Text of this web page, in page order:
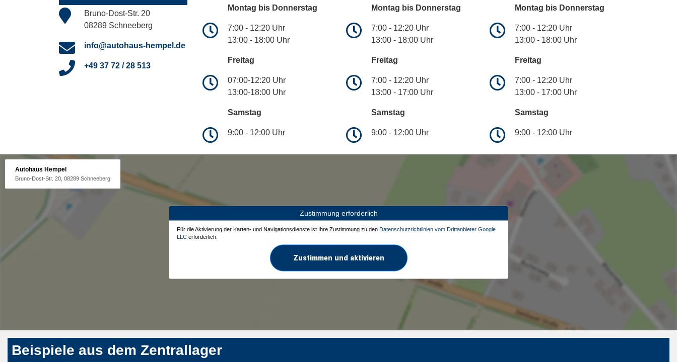
Bruno-Dost-Str. 20
08289 Schneeberg
info@autohaus-hempel.de
+49 37 72 / 28 513
Montag bis Donnerstag
7:00 - 12:20 Uhr
13:00 - 18:00 Uhr
Freitag
07:00-12:20 Uhr
13:00-18:00 Uhr
Samstag
9:00 - 12:00 Uhr
Montag bis Donnerstag
7:00 - 12:20 Uhr
13:00 - 18:00 Uhr
Freitag
7:00 - 12:20 Uhr
13:00 - 17:00 Uhr
Samstag
9:00 - 12:00 Uhr
Montag bis Donnerstag
7:00 - 12:20 Uhr
13:00 - 18:00 Uhr
Freitag
7:00 - 12:20 Uhr
13:00 - 17:00 Uhr
Samstag
9:00 - 12:00 Uhr
Autohaus Hempel
Bruno-Dost-Str. 20, 08289 Schneeberg
Zustimmung erforderlich
Für die Aktivierung der Karten- und Navigationsdienste ist Ihre Zustimmung zu den Datenschutzrichtlinien vom Drittanbieter Google
LLC erforderlich.
Zustimmen und aktivieren
Beispiele aus dem Zentrallager